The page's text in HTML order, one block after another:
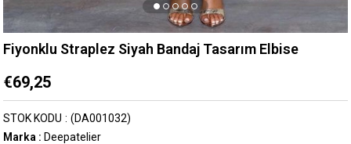
Fiyonklu Straplez Siyah Bandaj Tasarım Elbise
€69,25
(DA001032)
STOK KODU
Marka : Deepatelier